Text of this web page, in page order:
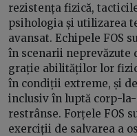
rezistența fizică,
psihologia și utilizarea
avansat. Echipele FOS
în scenarii neprevăzute
grație abilităților lor
în condiții extreme, și
inclusiv în luptă corp-
restrânse. Forțele FOS
exerciții de salvarea a